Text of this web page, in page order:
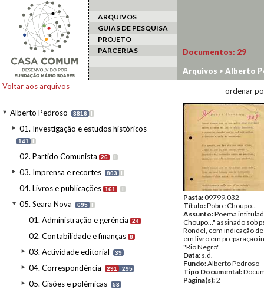
ARQUIVOS
GUIAS DE PESQUISA
PROJETO
PARCERIAS
Voltar aos arquivos
Alberto Pedroso 3816 I
01. Investigação e estudos históricos
141 I
02. Partido Comunista 26 I
03. Imprensa e recortes 803 I
04. Livros e publicações 161 I
05. Seara Nova 695 I
01. Administração e gerência 24
02. Contabilidade e finanças 8
03. Actividade editorial 39
04. Correspondência 291 295
05. Cisões e polémicas 53
Documentos: 29
Arquivos >Alberto
ordenar
Pasta:09799.032
Título:Pobre Choupo...
Assunto:Poema
Choupo..." assinado sob
Rondel, com indicação
em livro em preparação
"Rio Negro".
Data: s.d.
Fundo:Alberto Pedroso
Tipo Documental:
Página(s):2